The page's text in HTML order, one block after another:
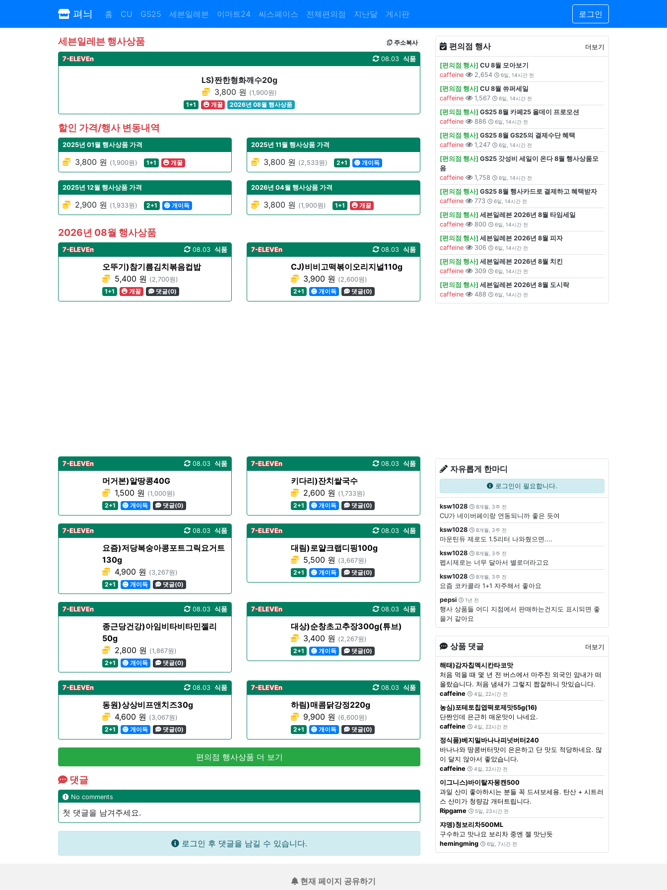
펴늬 홈 CU GS25 세븐일레븐 이마트24 씨스페이스 전체편의점 지난달 게시판 로그인
세븐일레븐 행사상품 주소복사
7-ELEVEn 식품
08.03
LS)짠한형화깨수20g
3,800 원 (1,900원)
1+1
개꿀 2026년 08월 행사상품
할인 가격/행사 변동내역
2025년 01월 행사상품 가격
3,800 원 (1,900원) 1+1 개꿀
2025년 11월 행사상품 가격
3,800 원 (2,533원) 2+1 개이득
2025년 12월 행사상품 가격
2,900 원 (1,933원) 2+1 개이득
2026년 04월 행사상품 가격
3,800 원 (1,900원) 1+1 개꿀
2026년 08월 행사상품
7-ELEVEn 식품
08.03
오뚜기)참기름김치볶음컵밥
5,400 원 (2,700원)
1+1
개꿀 댓글(0)
7-ELEVEn 식품
08.03
CJ)비비고떡볶이오리지널110g
3,900 원 (2,600원)
2+1
개이득 댓글(0)
7-ELEVEn 식품
08.03
머거본)알땅콩40G
1,500 원 (1,000원)
2+1
개이득 댓글(0)
7-ELEVEn 식품
08.03
키다리)잔치쌀국수
2,600 원 (1,733원)
2+1
개이득 댓글(0)
7-ELEVEn 식품
08.03
요즘)저당복숭아콩포트그릭요거트
130g
4,900 원 (3,267원)
2+1
개이득 댓글(0)
7-ELEVEn 식품
08.03
대림)로얄크랩디핑100g
5,500 원 (3,667원)
2+1
개이득 댓글(0)
7-ELEVEn 식품
08.03
종근당건강)아임비타비타민젤리
50g
2,800 원 (1,867원)
2+1
개이득 댓글(0)
7-ELEVEn 식품
08.03
대상)순창초고추장300g(튜브)
3,400 원 (2,267원)
2+1
개이득 댓글(0)
7-ELEVEn 식품
08.03
동원)상상비프앤치즈30g
4,600 원 (3,067원)
2+1
개이득 댓글(0)
7-ELEVEn 식품
08.03
하림)매콤닭강정220g
9,900 원 (6,600원)
2+1
개이득 댓글(0)
편의점 행사상품 더 보기
댓글
No comments
첫 댓글을 남겨주세요.
로그인 후 댓글을 남길 수 있습니다.
편의점 행사 더보기
[편의점 행사] CU 8월 모아보기
caffeine
2,654 6일, 14시간 전
[편의점 행사] CU 8월 쓔퍼세일
caffeine
1,567 6일, 14시간 전
[편의점 행사] GS25 8월 카페25 올데이 프로모션
caffeine
886 6일, 14시간 전
[편의점 행사] GS25 8월 GS25의 결제수단 혜택
caffeine
1,247 6일, 14시간 전
[편의점 행사] GS25 갓성비 세일이 온다 8월 행사상품모
음
caffeine
1,758 6일, 14시간 전
[편의점 행사] GS25 8월 행사카드로 결제하고 혜택받자
caffeine
773 6일, 14시간 전
[편의점 행사] 세븐일레븐 2026년 8월 타임세일
caffeine
800 6일, 14시간 전
[편의점 행사] 세븐일레븐 2026년 8월 피자
caffeine
306 6일, 14시간 전
[편의점 행사] 세븐일레븐 2026년 8월 치킨
caffeine
309 6일, 14시간 전
[편의점 행사] 세븐일레븐 2026년 8월 도시락
caffeine
488 6일, 14시간 전
자유롭게 한마디
로그인이 필요합니다.
ksw1028 8개월, 3주 전
CU가 네이버페이랑 연동되니까 좋은 듯여
ksw1028
8개월, 3주 전
마운틴듀 제로도 1.5리터 나와줬으면....
ksw1028
8개월, 3주 전
펩시제로는 너무 달아서 별로더라고요
ksw1028
8개월, 3주 전
요즘 코카콜라 1+1 자주해서 좋아요
pepsi
1년 전
행사 상품들 어디 지점에서 판매하는건지도 표시되면 좋
을거 같아요
상품 댓글 더보기
해태)감자칩멕시칸타코맛
처음 먹을 때 몇 년 전 버스에서 마주친 외국인 암내가 떠
올랐습니다. 처음 냄새가 그렇지 짭잘하니 맛있습니다.
caffeine
4일, 22시간 전
농심)포테토칩엽떡로제맛55g(16)
단짠인데 은근히 매운맛이 나네요.
caffeine
4일, 22시간 전
정식품)베지밀바나나피넛버터240
바나나와 땅콩버터맛이 은은하고 단 맛도 적당하네요. 많
이 달지 않아서 좋았습니다.
caffeine
4일, 22시간 전
이그니스)바이탈자몽캔500
과일 산미 좋아하시는 분들 꼭 드셔보세용. 탄산 + 시트러
스 산미가 청량감 개터트립니다.
Ripgame
5일, 23시간 전
쟈뎅)청보리차500ML
구수하고 맛나요 보리차 중엔 젤 맛난듯
hemingming
6일, 7시간 전
현재 페이지 공유하기